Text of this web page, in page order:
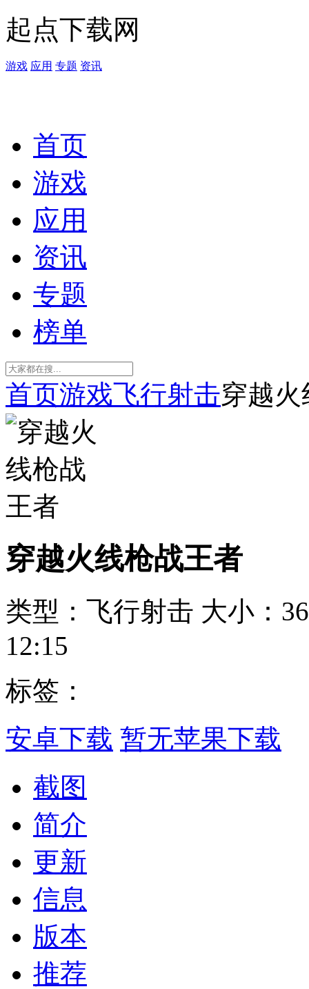
起点下载网
游戏 应用 专题 资讯
首页
游戏
应用
资讯
专题
榜单
首页游戏飞行射击穿越
穿越火线枪战王者
类型：飞行射击 大小：
12:15
标签：
安卓下载 暂无苹果下载
截图
简介
更新
信息
版本
推荐